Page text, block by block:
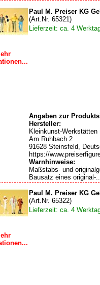
Paul M. Preiser KG
(Art.Nr. 65321)
Lieferzeit: ca. 4
Angaben zur
Hersteller:
Kleinkunst-
Am Ruhbach 2
91628 Steinsfeld,
https://
Warnhinweise:
Maßstabs- und
Bausatz eines original-
Paul M. Preiser KG
(Art.Nr. 65322)
Lieferzeit: ca. 4